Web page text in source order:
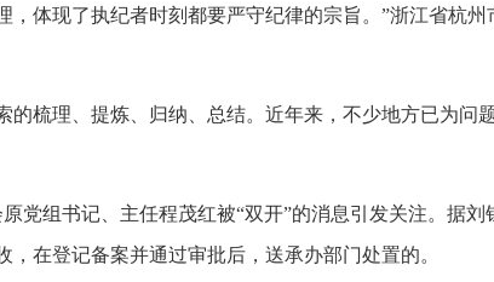
，体现了执纪者时刻都要严守纪律的宗旨。”浙江省杭州
梳理、提炼、归纳、总结。近年来，不少地方已为问
党组书记、主任程茂红被“双开”的消息引发关注。据
在登记备案并通过审批后，送承办部门处置的。